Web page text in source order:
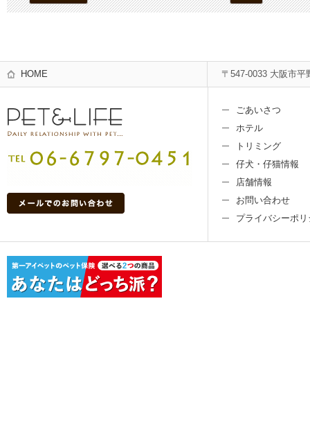
HOME 〒547-0033 大阪市平
ごあいさつ
ホテル
トリミング
仔犬・仔猫情報
店舗情報
お問い合わせ
プライバシーポリ